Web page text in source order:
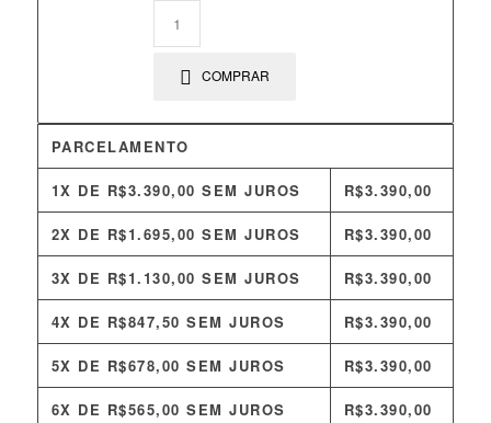
COMPRAR
PARCELAMENTO
1X DE R$3.390,00 SEM JUROS R$3.390,00
2X DE R$1.695,00 SEM JUROS R$3.390,00
3X DE R$1.130,00 SEM JUROS R$3.390,00
4X DE R$847,50 SEM JUROS R$3.390,00
5X DE R$678,00 SEM JUROS R$3.390,00
6X DE R$565,00 SEM JUROS R$3.390,00